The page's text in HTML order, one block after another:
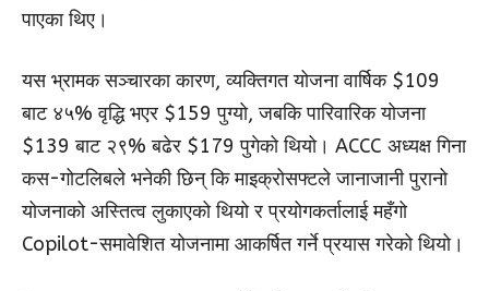
पाएका थिए।
यस भ्रामक सञ्चारका कारण, व्यक्तिगत योजना वार्षिक $109
बाट ४५% वृद्धि भएर $159 पुग्यो, जबकि पारिवारिक योजना
$139 बाट २९% बढेर $179 पुगेको थियो। ACCC अध्यक्ष गिना
कस-गोटलिबले भनेकी छिन् कि माइक्रोसफ्टले जानाजानी पुरानो
योजनाको अस्तित्व लुकाएको थियो र प्रयोगकर्तालाई महँगो
Copilot-समावेशित योजनामा आकर्षित गर्ने प्रयास गरेको थियो।